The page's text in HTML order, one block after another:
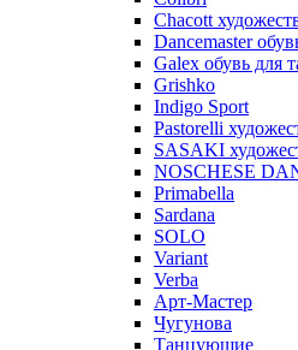
Chacott
Dancemaster
Galex обувь для
Grishko
Indigo Sport
Pastorelli
SASAKI
NOSCHESE
Primabella
Sardana
SOLO
Variant
Verba
Арт-Мастер
Чугунова
Танцующие